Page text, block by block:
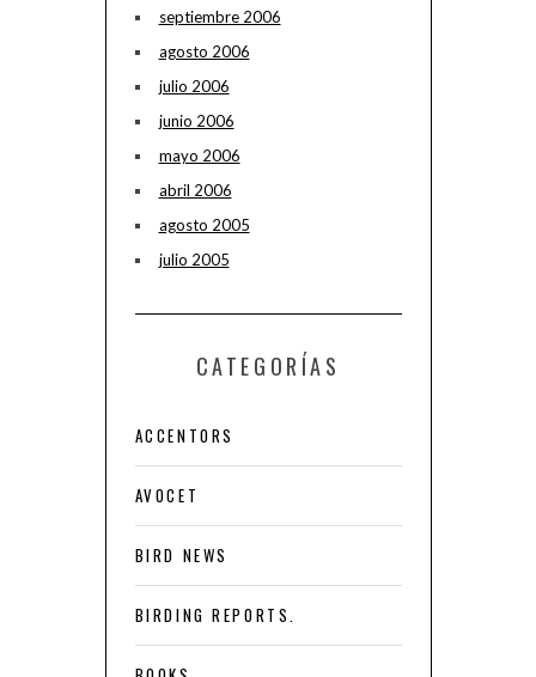
septiembre 2006
agosto 2006
julio 2006
junio 2006
mayo 2006
abril 2006
agosto 2005
julio 2005
CATEGORÍAS
ACCENTORS
AVOCET
BIRD NEWS
BIRDING REPORTS.